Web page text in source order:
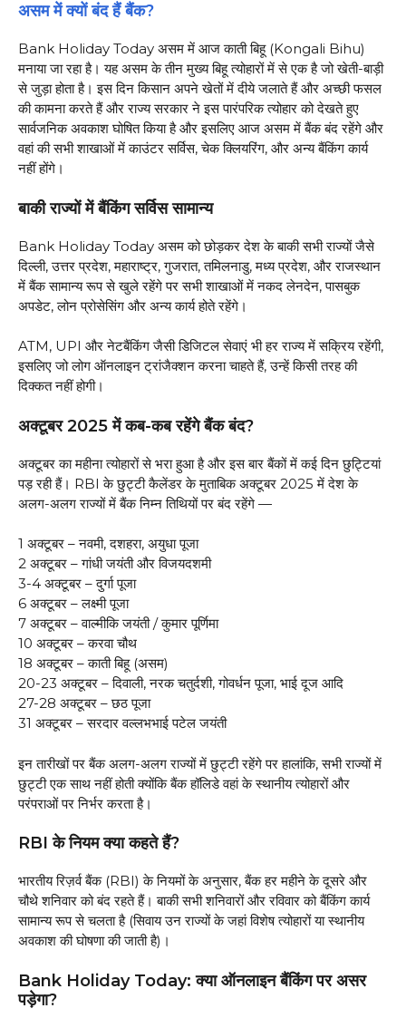
असम में क्यों बंद हैं बैंक?
Bank Holiday Today असम में आज काती बिहू (Kongali Bihu)
मनाया जा रहा है। यह असम के तीन मुख्य बिहू त्योहारों में से एक है जो खेती-बाड़ी
से जुड़ा होता है। इस दिन किसान अपने खेतों में दीये जलाते हैं और अच्छी फसल
की कामना करते हैं और राज्य सरकार ने इस पारंपरिक त्योहार को देखते हुए
सार्वजनिक अवकाश घोषित किया है और इसलिए आज असम में बैंक बंद रहेंगे और
वहां की सभी शाखाओं में काउंटर सर्विस, चेक क्लियरिंग, और अन्य बैंकिंग कार्य
नहीं होंगे।
बाकी राज्यों में बैंकिंग सर्विस सामान्य
Bank Holiday Today असम को छोड़कर देश के बाकी सभी राज्यों जैसे
दिल्ली, उत्तर प्रदेश, महाराष्ट्र, गुजरात, तमिलनाडु, मध्य प्रदेश, और राजस्थान
में बैंक सामान्य रूप से खुले रहेंगे पर सभी शाखाओं में नकद लेनदेन, पासबुक
अपडेट, लोन प्रोसेसिंग और अन्य कार्य होते रहेंगे।
ATM, UPI और नेटबैंकिंग जैसी डिजिटल सेवाएं भी हर राज्य में सक्रिय रहेंगी,
इसलिए जो लोग ऑनलाइन ट्रांजैक्शन करना चाहते हैं, उन्हें किसी तरह की
दिक्कत नहीं होगी।
अक्टूबर 2025 में कब-कब रहेंगे बैंक बंद?
अक्टूबर का महीना त्योहारों से भरा हुआ है और इस बार बैंकों में कई दिन छुट्टियां
पड़ रही हैं। RBI के छुट्टी कैलेंडर के मुताबिक अक्टूबर 2025 में देश के
अलग-अलग राज्यों में बैंक निम्न तिथियों पर बंद रहेंगे —
1 अक्टूबर – नवमी, दशहरा, अयुधा पूजा
2 अक्टूबर – गांधी जयंती और विजयदशमी
3-4 अक्टूबर – दुर्गा पूजा
6 अक्टूबर – लक्ष्मी पूजा
7 अक्टूबर – वाल्मीकि जयंती / कुमार पूर्णिमा
10 अक्टूबर – करवा चौथ
18 अक्टूबर – काती बिहू (असम)
20-23 अक्टूबर – दिवाली, नरक चतुर्दशी, गोवर्धन पूजा, भाई दूज आदि
27-28 अक्टूबर – छठ पूजा
31 अक्टूबर – सरदार वल्लभभाई पटेल जयंती
इन तारीखों पर बैंक अलग-अलग राज्यों में छुट्टी रहेंगे पर हालांकि, सभी राज्यों में
छुट्टी एक साथ नहीं होती क्योंकि बैंक हॉलिडे वहां के स्थानीय त्योहारों और
परंपराओं पर निर्भर करता है।
RBI के नियम क्या कहते हैं?
भारतीय रिज़र्व बैंक (RBI) के नियमों के अनुसार, बैंक हर महीने के दूसरे और
चौथे शनिवार को बंद रहते हैं। बाकी सभी शनिवारों और रविवार को बैंकिंग कार्य
सामान्य रूप से चलता है (सिवाय उन राज्यों के जहां विशेष त्योहारों या स्थानीय
अवकाश की घोषणा की जाती है)।
Bank Holiday Today: क्या ऑनलाइन बैंकिंग पर असर
पड़ेगा?